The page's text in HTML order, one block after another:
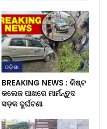
ଓଡ଼ିଶା
BREAKING NEWS : କିଷ୍ଟ
କଲେଜ ପାଖରେ ମାର୍ମନ୍ତୁଦ
ସଡ଼କ ଦୁର୍ଘଟଣା